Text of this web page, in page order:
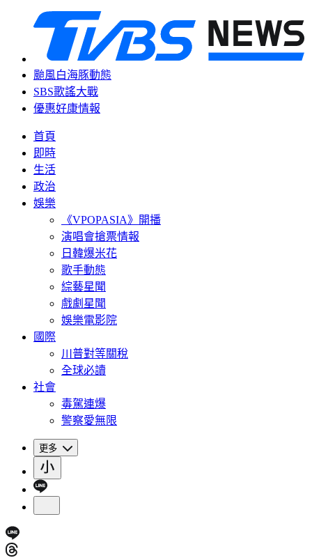
颱風白海豚動態
SBS歌謠大戰
優惠好康情報
首頁
即時
生活
政治
娛樂
《VPOPASIA》開播
演唱會搶票情報
日韓爆米花
歌手動態
綜藝星聞
戲劇星聞
娛樂電影院
國際
川普對等關稅
全球必讀
社會
毒駕連爆
警察愛無限
更多